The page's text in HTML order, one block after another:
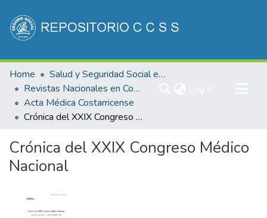
Communities & Collections
All of DSpace
Statistics
Home
Salud y Seguridad Social en Costa Rica
Revistas Nacionales en Costa Rica
Acta Médica Costarricense
Crónica del XXIX Congreso Médico Nacional
Crónica del XXIX Congreso Médico
Nacional